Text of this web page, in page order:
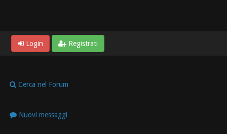
Login Registrati
Cerca nel Forum
Nuovi messaggi